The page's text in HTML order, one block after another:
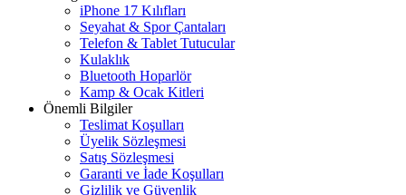
iPhone 17 Kılıfları
Seyahat & Spor Çantaları
Telefon & Tablet Tutucular
Kulaklık
Bluetooth Hoparlör
Kamp & Ocak Kitleri
Önemli Bilgiler
Teslimat Koşulları
Üyelik Sözleşmesi
Satış Sözleşmesi
Garanti ve İade Koşulları
Gizlilik ve Güvenlik